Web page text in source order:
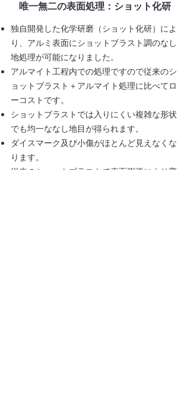
​​唯一無二の表面処理：ショット化研
独自開発した化学研磨（ショット化研）によ
り、アルミ表面にショットブラスト調のなし
地処理が可能になりました。
アルマイト工程内での処理ですので従来のシ
ョットブラスト＋アルマイト処理に比べてロ
ーコストです。
ショットブラストでは入りにくい複雑な形状
でも均一ななし地目が得られます。
ダイスマーク及び小傷がほとんど見えなくな
ります。
従来のショットブラストで表面膨張により変